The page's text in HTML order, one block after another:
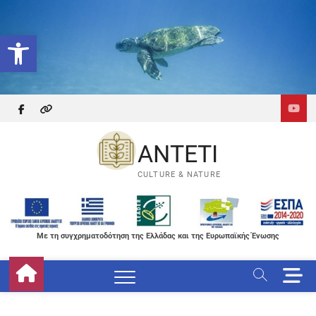
Ανοίξτε τη γραμμή εργαλείων
content
facebook
themefreesia
ANTETI
CULTURE & NATURE
Με τη συγχρηματοδότηση της Ελλάδας και της Ευρωπαϊκής Ένωσης
M
e